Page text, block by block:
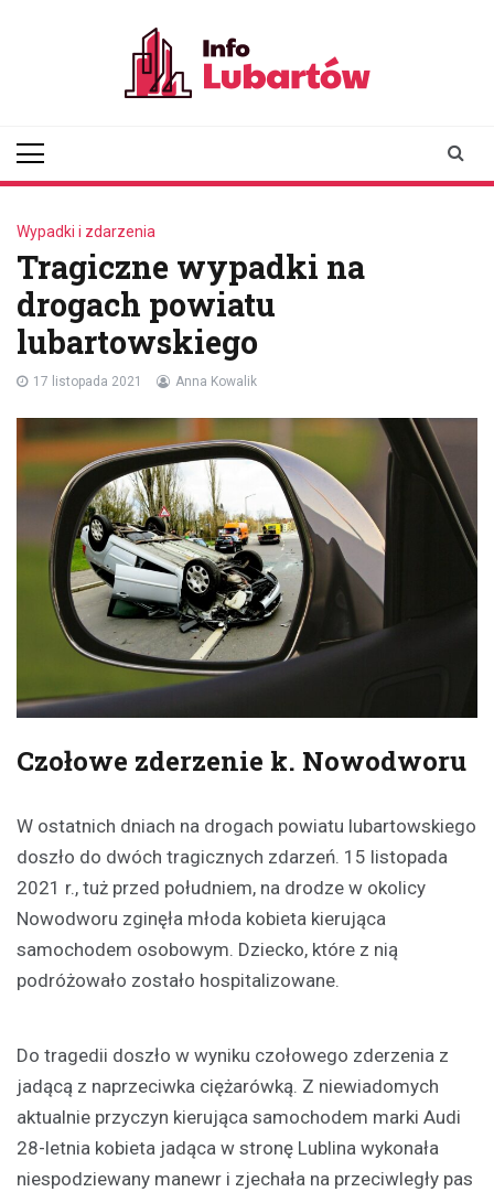
Wypadki i zdarzenia
Tragiczne wypadki na
drogach powiatu
lubartowskiego
17 listopada 2021 Anna Kowalik
Czołowe zderzenie k. Nowodworu
W ostatnich dniach na drogach powiatu lubartowskiego
doszło do dwóch tragicznych zdarzeń. 15 listopada
2021 r., tuż przed południem, na drodze w okolicy
Nowodworu zginęła młoda kobieta kierująca
samochodem osobowym. Dziecko, które z nią
podróżowało zostało hospitalizowane.
Do tragedii doszło w wyniku czołowego zderzenia z
jadącą z naprzeciwka ciężarówką. Z niewiadomych
aktualnie przyczyn kierująca samochodem marki Audi
28-letnia kobieta jadąca w stronę Lublina wykonała
niespodziewany manewr i zjechała na przeciwległy pas